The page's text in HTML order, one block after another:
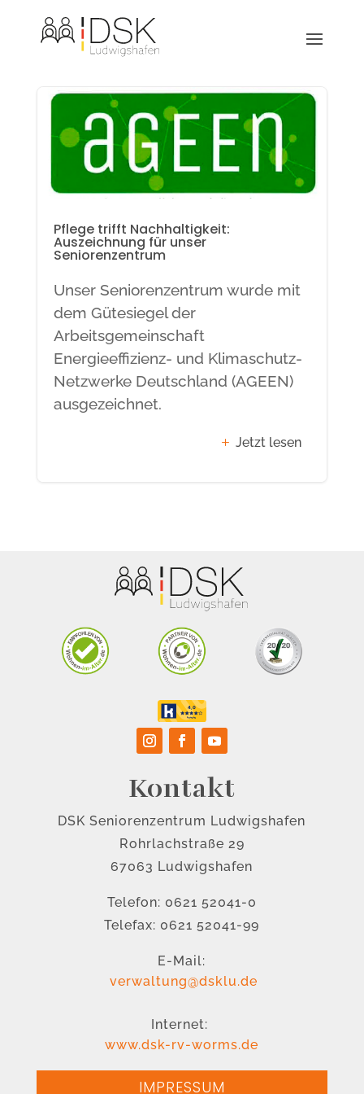
Pflege trifft Nachhaltigkeit:
Auszeichnung für unser
Seniorenzentrum
Unser Seniorenzentrum wurde mit
dem Gütesiegel der
Arbeitsgemeinschaft
Energieeffizienz- und Klimaschutz-
Netzwerke Deutschland (AGEEN)
ausgezeichnet.
Jetzt lesen
Kontakt
DSK Seniorenzentrum Ludwigshafen
Rohrlachstraße 29
67063 Ludwigshafen
Telefon: 0621 52041-0
Telefax: 0621 52041-99
E-Mail:
verwaltung@dsklu.de
Internet:
www.dsk-rv-worms.de
IMPRESSUM